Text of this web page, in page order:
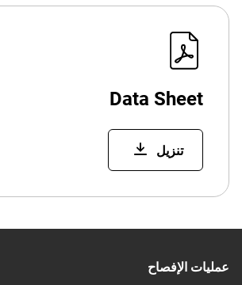
Data Sheet
تنزيل
عمليات الإفصاح